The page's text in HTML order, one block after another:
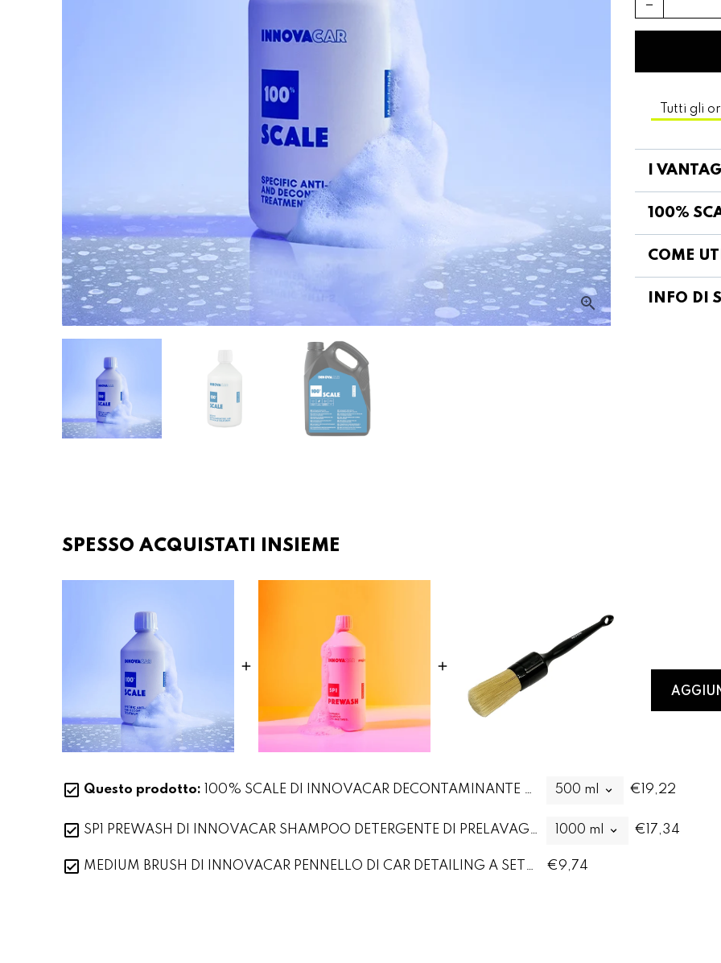
remove
Tutti gli
I
100%
COME
INFO DI
SPESSO ACQUISTATI INSIEME
Questo prodotto: 100% SCALE DI INNOVACAR DECONTAMINANTE ANTICALCARE AUTO PER CARROZZERIA VETRI E FARI €19,22
SP1 PREWASH DI INNOVACAR SHAMPOO DETERGENTE DI PRELAVAGGIO AUTO €17,34
MEDIUM BRUSH DI INNOVACAR PENNELLO DI CAR DETAILING A SETOLE MEDIE PER AUTO €9,74